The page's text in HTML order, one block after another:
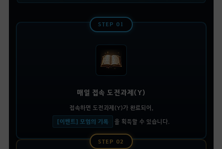
STEP 01
매일 접속 도전과제(Y)
접속하면 도전과제(Y)가 완료되어,
[이벤트] 모험의 기록
을 획득할 수 있습니다.
STEP 02